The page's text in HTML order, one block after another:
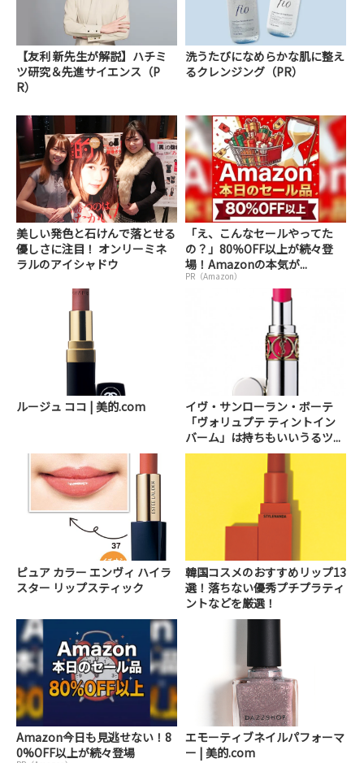
【友利 新先生が解説】ハチミ
ツ研究＆先進サイエンス（P
R）
洗うたびになめらかな肌に整え
るクレンジング（PR）
美しい発色と石けんで落とせる
優しさに注目！ オンリーミネ
ラルのアイシャドウ
「え、こんなセールやってた
の？」80％OFF以上が続々登
場！Amazonの本気が...
PR（Amazon）
ルージュ ココ | 美的.com
イヴ・サンローラン・ボーテ
「ヴォリュプテ ティントイン
バーム」は持ちもいいうるツ...
ピュア カラー エンヴィ ハイラ
スター リップスティック
韓国コスメのおすすめリップ13
選！落ちない優秀プチプラティ
ントなどを厳選！
Amazon今日も見逃せない！8
0%OFF以上が続々登場
エモーティブネイルパフォーマ
ー | 美的.com